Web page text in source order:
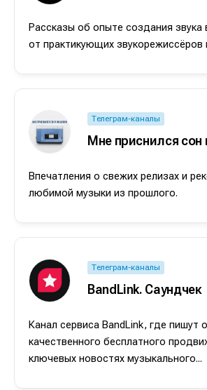
Рассказы об опыте создания звука
от практикующих звукорежиссёров
Телеграм-каналы
Мне приснился сон
Впечатления о свежих релизах и
любимой музыки из прошлого.
Телеграм-каналы
BandLink. Саундчек
Канал сервиса BandLink, где пишут
качественного бесплатного
ключевых новостях музыкального...